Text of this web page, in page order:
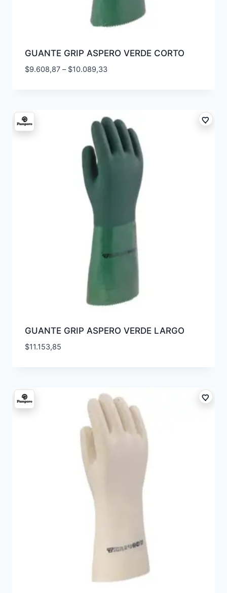
GUANTE GRIP ASPERO VERDE CORTO
$9.608,87 – $10.089,33
GUANTE GRIP ASPERO VERDE LARGO
$11.153,85